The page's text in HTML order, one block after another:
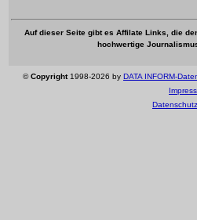
Auf dieser Seite gibt es Affilate Links, die
hochwertige
©Copyright1998-2026 by DATA INFORM-